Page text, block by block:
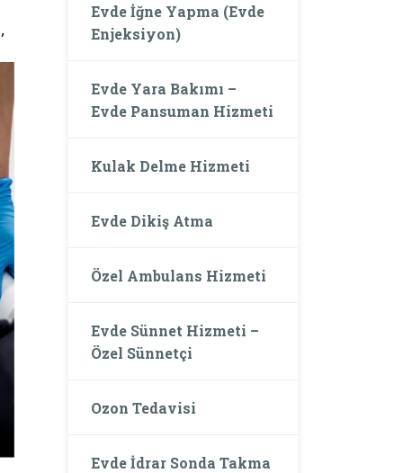
Evde İğne Yapma (Evde
Enjeksiyon)
Evde Yara Bakımı –
Evde Pansuman Hizmeti
Kulak Delme Hizmeti
Evde Dikiş Atma
Özel Ambulans Hizmeti
Evde Sünnet Hizmeti –
Özel Sünnetçi
Ozon Tedavisi
Evde İdrar Sonda Takma